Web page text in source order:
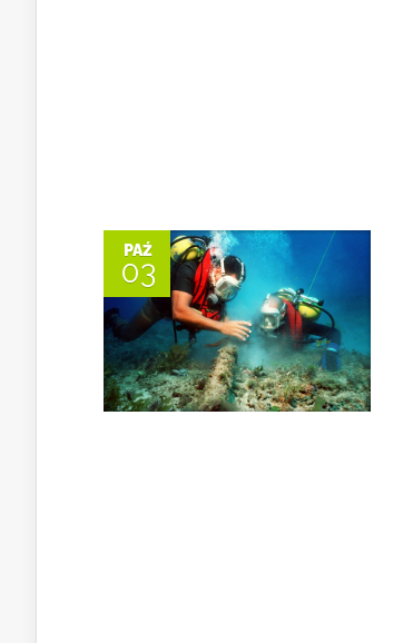
PAŹ
03